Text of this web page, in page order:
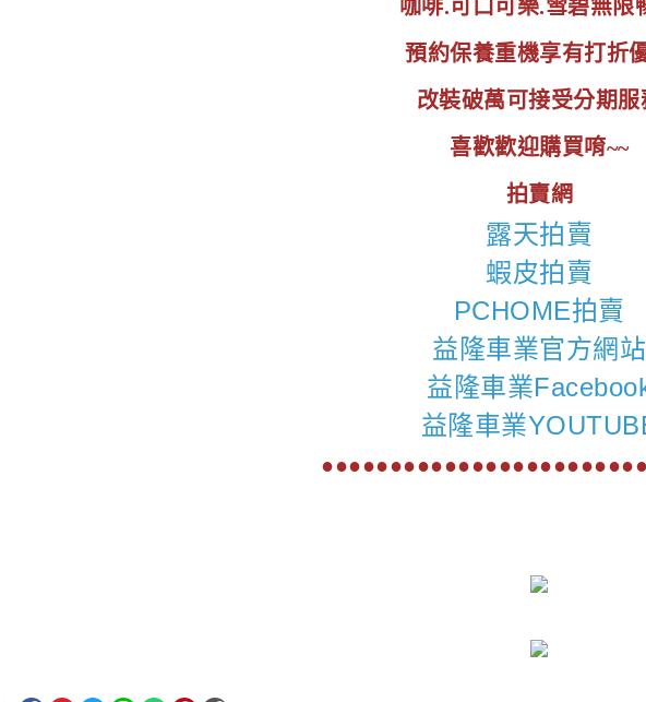
咖啡.可口可樂.雪碧無限
預約保養重機享有打折
改裝破萬可接受分期服
喜歡歡迎購買唷~~
拍賣網
露天拍賣
蝦皮拍賣
PCHOME拍賣
益隆車業官方網站
益隆車業
益隆車業